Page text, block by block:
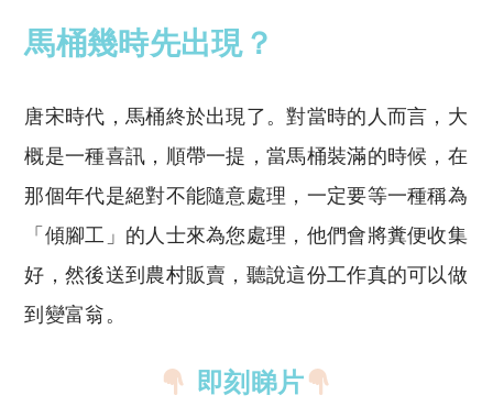
馬桶幾時先出現？
唐宋時代，馬桶終於出現了。對當時的人而言，大
概是一種喜訊，順帶一提，當馬桶裝滿的時候，在
那個年代是絕對不能隨意處理，一定要等一種稱為
「傾腳工」的人士來為您處理，他們會將糞便收集
好，然後送到農村販賣，聽說這份工作真的可以做
到變富翁。
即刻睇片